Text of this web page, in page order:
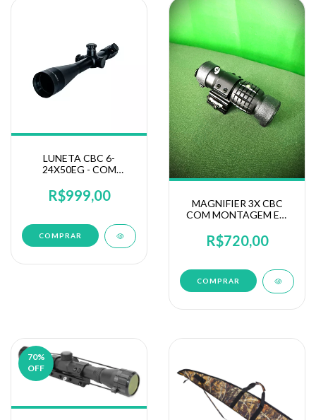
LUNETA CBC 6-
24X50EG - COM
VERMELHO/VERDE
30MM
R$999,00
MAGNIFIER 3X CBC
COM MONTAGEM EM
R$720,00
70%
OFF